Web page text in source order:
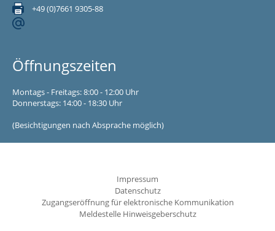
+49 (0)7661 9305-88
Öffnungszeiten
Montags - Freitags: 8:00 - 12:00 Uhr
Donnerstags: 14:00 - 18:30 Uhr
(Besichtigungen nach Absprache möglich)
Impressum
Datenschutz
Zugangseröffnung für elektronische Kommunikation
Meldestelle Hinweisgeberschutz